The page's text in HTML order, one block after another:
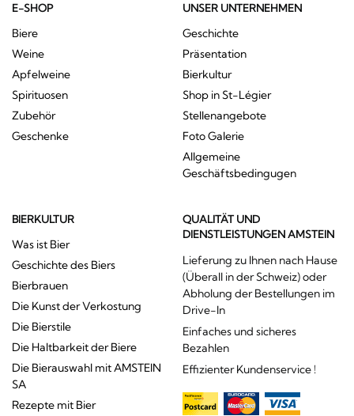
E-SHOP
Biere
Weine
Apfelweine
Spirituosen
Zubehör
Geschenke
UNSER UNTERNEHMEN
Geschichte
Präsentation
Bierkultur
Shop in St-Légier
Stellenangebote
Foto Galerie
Allgemeine
Geschäftsbedingugen
BIERKULTUR
Was ist Bier
Geschichte des Biers
Bierbrauen
Die Kunst der Verkostung
Die Bierstile
Die Haltbarkeit der Biere
Die Bierauswahl mit AMSTEIN
SA
Rezepte mit Bier
QUALITÄT UND
DIENSTLEISTUNGEN AMSTEIN
Lieferung zu Ihnen nach Hause
(Überall in der Schweiz) oder
Abholung der Bestellungen im
Drive-In
Einfaches und sicheres
Bezahlen
Effizienter Kundenservice !